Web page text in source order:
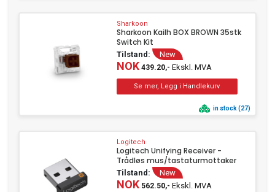
Sharkoon
Sharkoon Kailh BOX BROWN 35stk
Switch Kit
Tilstand: New
NOK439.20,- Ekskl. MVA
in stock (27)
Logitech
Logitech Unifying Receiver -
Trådløs mus/tastaturmottaker
Tilstand: New
NOK562.50,- Ekskl. MVA